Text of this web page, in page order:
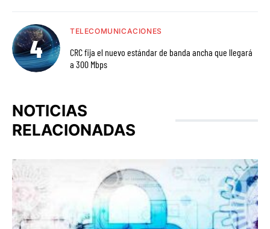
TELECOMUNICACIONES
CRC fija el nuevo estándar de banda ancha que llegará
a 300 Mbps
NOTICIAS
RELACIONADAS